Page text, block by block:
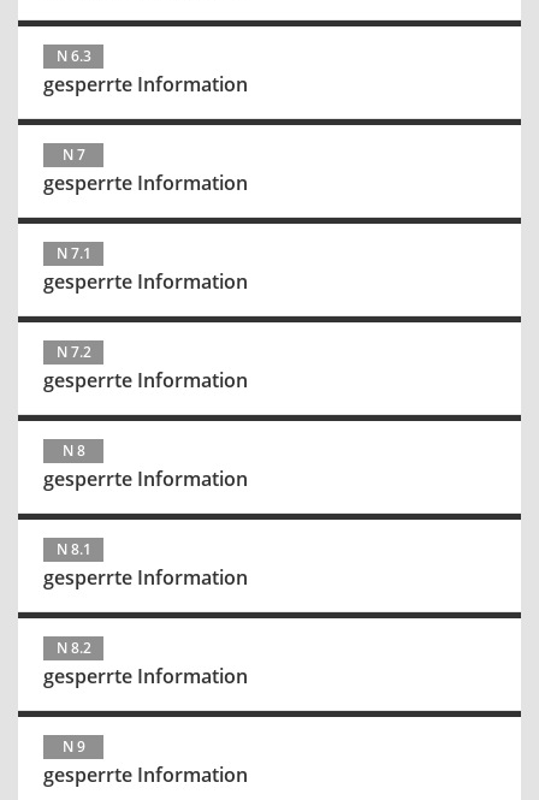
N 6.3
gesperrte Information
N 7
gesperrte Information
N 7.1
gesperrte Information
N 7.2
gesperrte Information
N 8
gesperrte Information
N 8.1
gesperrte Information
N 8.2
gesperrte Information
N 9
gesperrte Information